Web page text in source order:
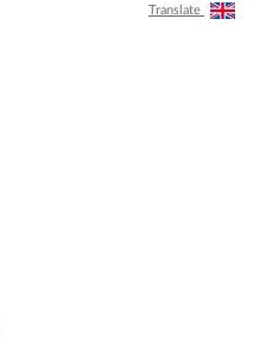
Translate